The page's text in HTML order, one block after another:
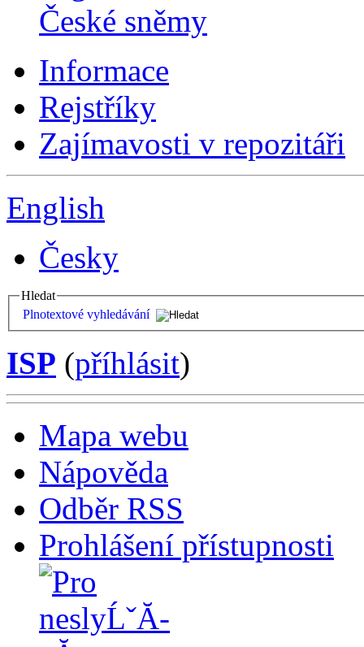
České sněmy
Informace
Rejstříky
Zajímavosti v repozitáři
English
Česky
Hledat
Plnotextové vyhledávání
ISP (příhlásit)
Mapa webu
Nápověda
Odběr RSS
Prohlášení přístupnosti